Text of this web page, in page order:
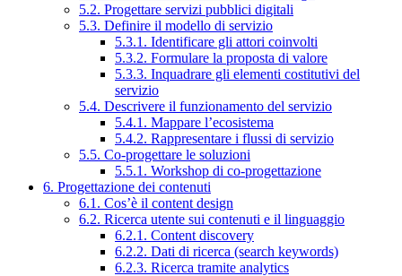
5.2. Progettare servizi pubblici digitali
5.3. Definire il modello di servizio
5.3.1. Identificare gli attori coinvolti
5.3.2. Formulare la proposta di valore
5.3.3. Inquadrare gli elementi costitutivi del
servizio
5.4. Descrivere il funzionamento del servizio
5.4.1. Mappare l’ecosistema
5.4.2. Rappresentare i flussi di servizio
5.5. Co-progettare le soluzioni
5.5.1. Workshop di co-progettazione
6. Progettazione dei contenuti
6.1. Cos’è il content design
6.2. Ricerca utente sui contenuti e il linguaggio
6.2.1. Content discovery
6.2.2. Dati di ricerca (search keywords)
6.2.3. Ricerca tramite analytics